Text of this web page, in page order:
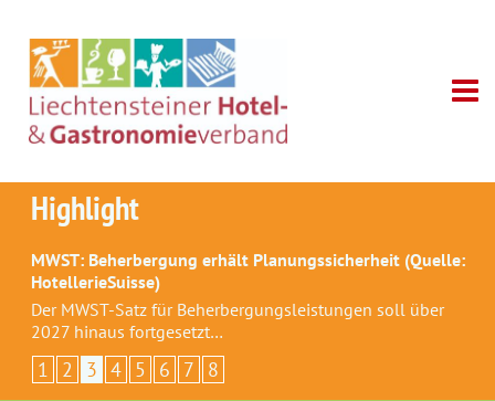
Highlight
MWST: Beherbergung erhält Planungssicherheit (Quelle:
HotellerieSuisse)
Der MWST-Satz für Beherbergungsleistungen soll über
2027 hinaus fortgesetzt…
1 2 3 4 5 6 7 8